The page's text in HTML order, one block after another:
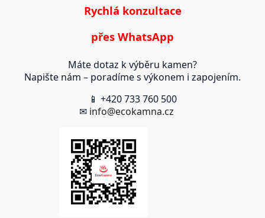
Rychlá konzultace
přes WhatsApp
Máte dotaz k výběru kamen?
Napište nám – poradíme s výkonem i zapojením.
📱 +420 733 760 500
✉ info@ecokamna.cz